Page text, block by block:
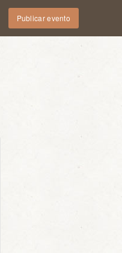
Publicar evento